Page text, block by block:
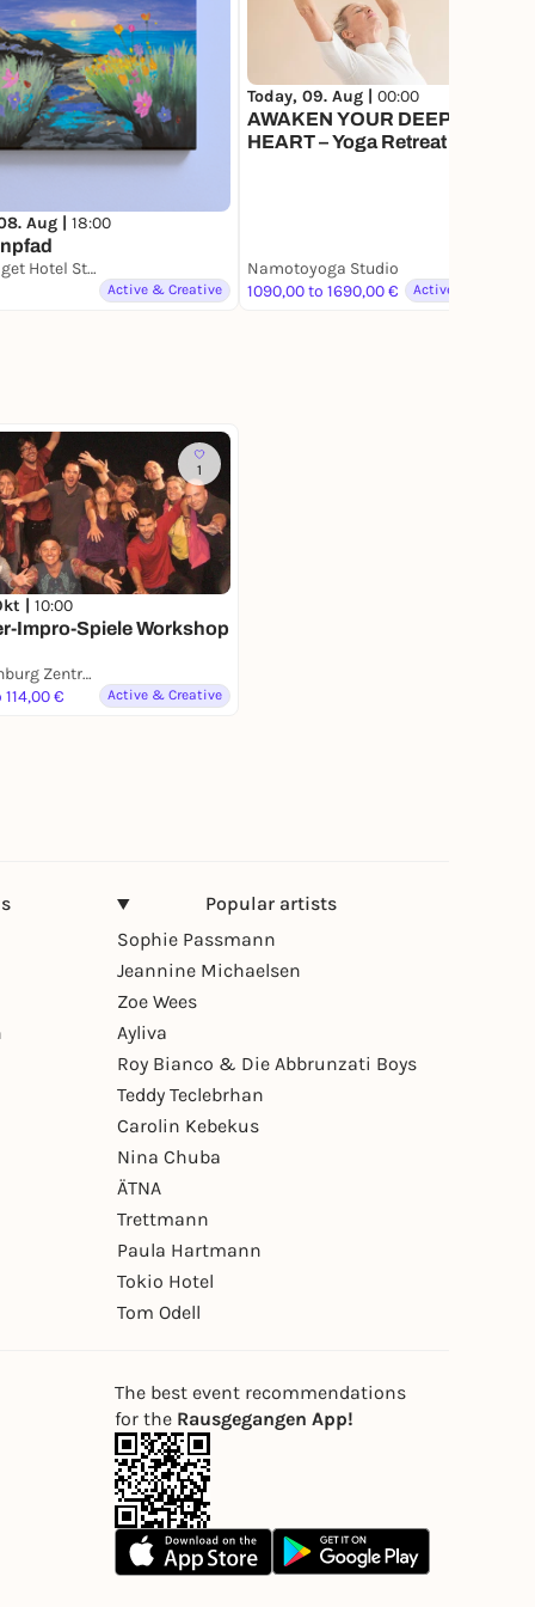
Aug | 18:00
ibis budget Hotel Stuttgart City Nord
Active & Creative
Today, 09. Aug | 00:00
AWAKEN YOUR DEEPER
HEART – Yoga Retreat mit
Namotoyoga Studio
1090,00 to 1690,00 €
Active & Creative
1
| 10:00
Impro-Spiele Workshop
Weissenburg Zentrum LSBTTIQ Stuttgart
€
Active & Creative
Popular artists
Sophie Passmann
Jeannine Michaelsen
Zoe Wees
Ayliva
Roy Bianco & Die Abbrunzati Boys
Teddy Teclebrhan
Carolin Kebekus
Nina Chuba
ÄTNA
Trettmann
Paula Hartmann
Tokio Hotel
Tom Odell
The best event recommendations
for the Rausgegangen App!